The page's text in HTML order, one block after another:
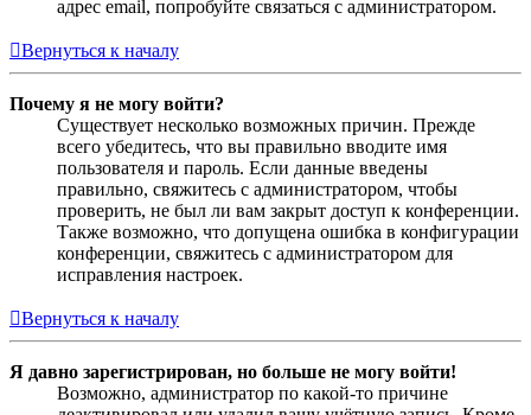
адрес email, попробуйте связаться с администратором.
Вернуться к началу
Почему я не могу войти?
Существует несколько возможных причин. Прежде
всего убедитесь, что вы правильно вводите имя
пользователя и пароль. Если данные введены
правильно, свяжитесь с администратором, чтобы
проверить, не был ли вам закрыт доступ к конференции.
Также возможно, что допущена ошибка в конфигурации
конференции, свяжитесь с администратором для
исправления настроек.
Вернуться к началу
Я давно зарегистрирован, но больше не могу войти!
Возможно, администратор по какой-то причине